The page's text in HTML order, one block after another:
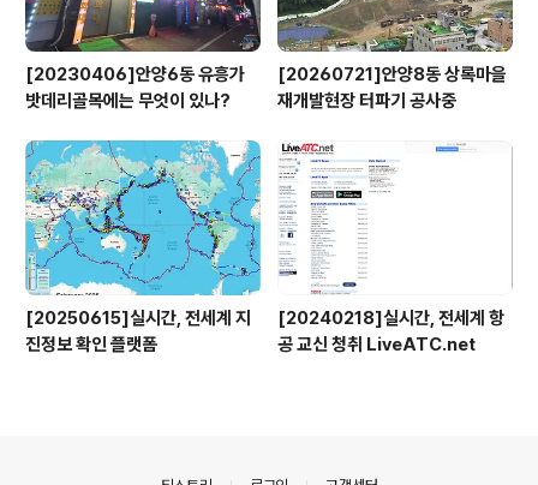
[20230406]안양6동 유흥가
밧데리골목에는 무엇이 있나?
[20260721]안양8동 상록마을
재개발현장 터파기 공사중
[20250615]실시간, 전세계 지
진정보 확인 플랫폼
[20240218]실시간, 전세계 항
공 교신 청취 LiveATC.net